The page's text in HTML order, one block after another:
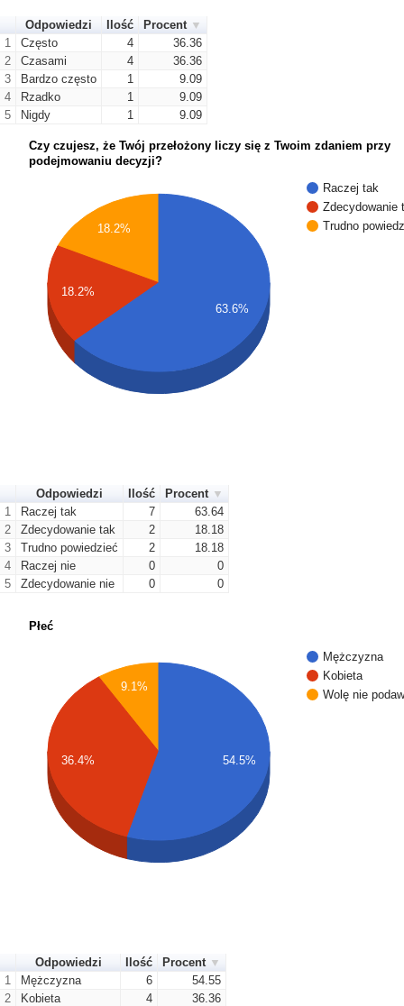
Odpowiedzi Ilość
Procent
1
Często 4
36.36
2
Czasami 4
36.36
3
Bardzo często 1
9.09
4
Rzadko 1
9.09
5
Nigdy 1 9.09
Czy czujesz, że Twój przełożony liczy się z Twoim zdaniem przy
podejmowaniu decyzji?
Raczej tak
Zdecydowanie
Trudno
18.2%
18.2%
63.6%
Odpowiedzi Ilość
Procent
1
Raczej tak 7
63.64
2
Zdecydowanie tak 2
18.18
3
Trudno powiedzieć 2
18.18
4
Raczej nie 0
0
5
Zdecydowanie nie 0 0
Płeć
Mężczyzna
Kobieta
Wolę nie
9.1%
36.4% 54.5%
Odpowiedzi Ilość
Procent
1
Mężczyzna 6
54.55
2
Kobieta 4
36.36